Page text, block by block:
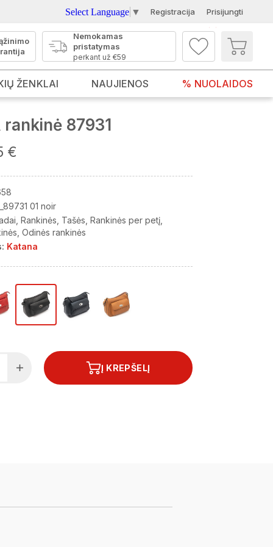
Select Language ▼ Registracija Prisijungti
Nemokamas
pristatymas
perkant už €59
ŽENKLAI NAUJIENOS % NUOLAIDOS
rankinė 87931
€
01 noir
Rankinės Tašės Rankinės per petį
Odinės rankinės
Katana
Į KREPŠELĮ